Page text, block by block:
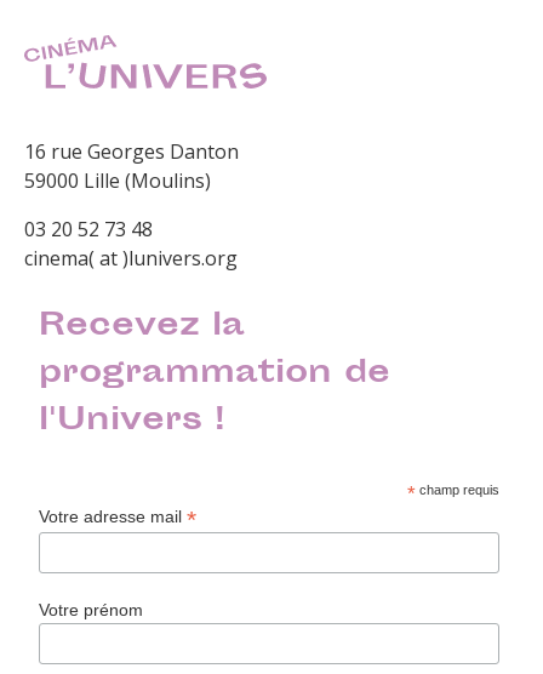
16 rue Georges Danton
59000 Lille (Moulins)
03 20 52 73 48
cinema( at )lunivers.org
Recevez la
programmation de
l'Univers !
* champ requis
Votre adresse mail*
Votre prénom